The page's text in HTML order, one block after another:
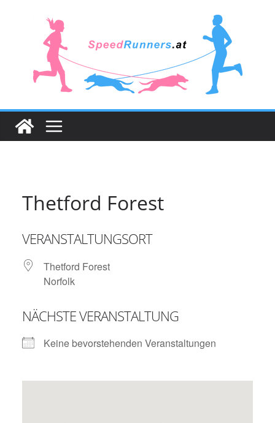
Thetford Forest
VERANSTALTUNGSORT
Thetford Forest
Norfolk
NÄCHSTE VERANSTALTUNG
Keine bevorstehenden Veranstaltungen